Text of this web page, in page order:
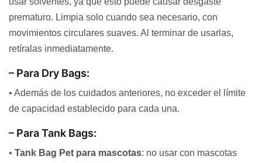
prematuro. Limpia solo cuando sea necesario, con
movimientos circulares suaves. Al terminar de usarlas,
retíralas inmediatamente.
– Para Dry Bags:
• Además de los cuidados anteriores, no exceder el límite
de capacidad establecido para cada una.
– Para Tank Bags:
•Tank Bag Pet para mascotas: no usar con mascotas